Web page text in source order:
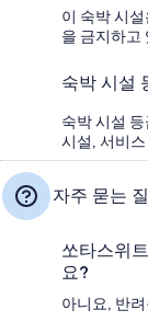
이 숙박 시
을 금지하고
숙박 시설
숙박 시설
시설, 서비
자주 묻는
쏘타스위
요?
아니요, 반